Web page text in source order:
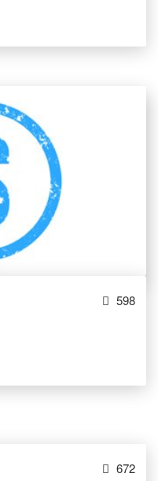
598
672